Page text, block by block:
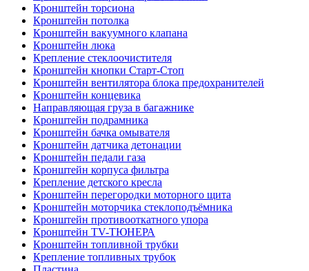
Кронштейн торсиона
Кронштейн потолка
Кронштейн вакуумного клапана
Кронштейн люка
Крепление стеклоочистителя
Кронштейн кнопки Старт-Стоп
Кронштейн вентилятора блока предохранителей
Кронштейн концевика
Направляющая груза в багажнике
Кронштейн подрамника
Кронштейн бачка омывателя
Кронштейн датчика детонации
Кронштейн педали газа
Кронштейн корпуса фильтра
Крепление детского кресла
Кронштейн перегородки моторного щита
Кронштейн моторчика стеклоподъёмника
Кронштейн противооткатного упора
Кронштейн TV-ТЮНЕРА
Кронштейн топливной трубки
Крепление топливных трубок